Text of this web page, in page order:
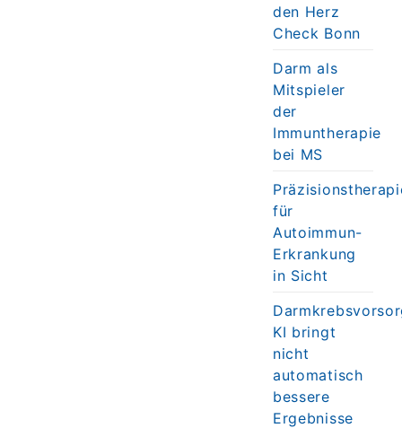
den Herz
Check Bonn
Darm als
Mitspieler
der
Immuntherapie
bei MS
für
Autoimmun-
Erkrankung
in Sicht
KI bringt
nicht
automatisch
bessere
Ergebnisse